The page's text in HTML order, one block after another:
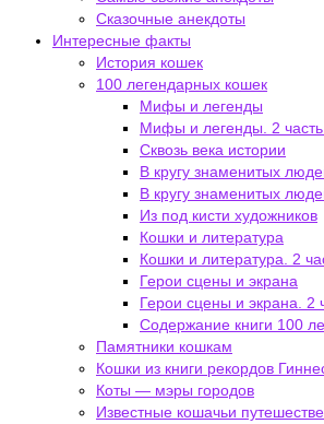
Сказочные анекдоты
Интересные факты
История кошек
100 легендарных кошек
Мифы и легенды
Мифы и легенды. 2 часть.
Сквозь века истории
В кругу знаменитых
В кругу знаменитых
Из под кисти художников
Кошки и литература
Кошки и литература. 2
Герои сцены и экрана
Герои сцены и экрана. 2
Содержание книги 100
Памятники кошкам
Кошки из книги рекордов
Коты — мэры городов
Известные кошачьи